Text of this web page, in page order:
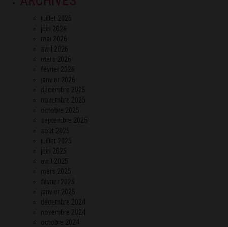
juillet 2026
juin 2026
mai 2026
avril 2026
mars 2026
février 2026
janvier 2026
décembre 2025
novembre 2025
octobre 2025
septembre 2025
août 2025
juillet 2025
juin 2025
avril 2025
mars 2025
février 2025
janvier 2025
décembre 2024
novembre 2024
octobre 2024